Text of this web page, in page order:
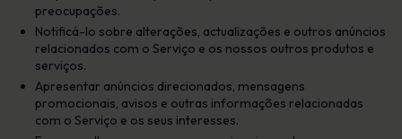
preocupações.
Notificá-lo sobre alterações, actualizações e outros anúncios
relacionados com o Serviço e os nossos outros produtos e
serviços.
Apresentar anúncios direcionados, mensagens
promocionais, avisos e outras informações relacionadas
com o Serviço e os seus interesses.